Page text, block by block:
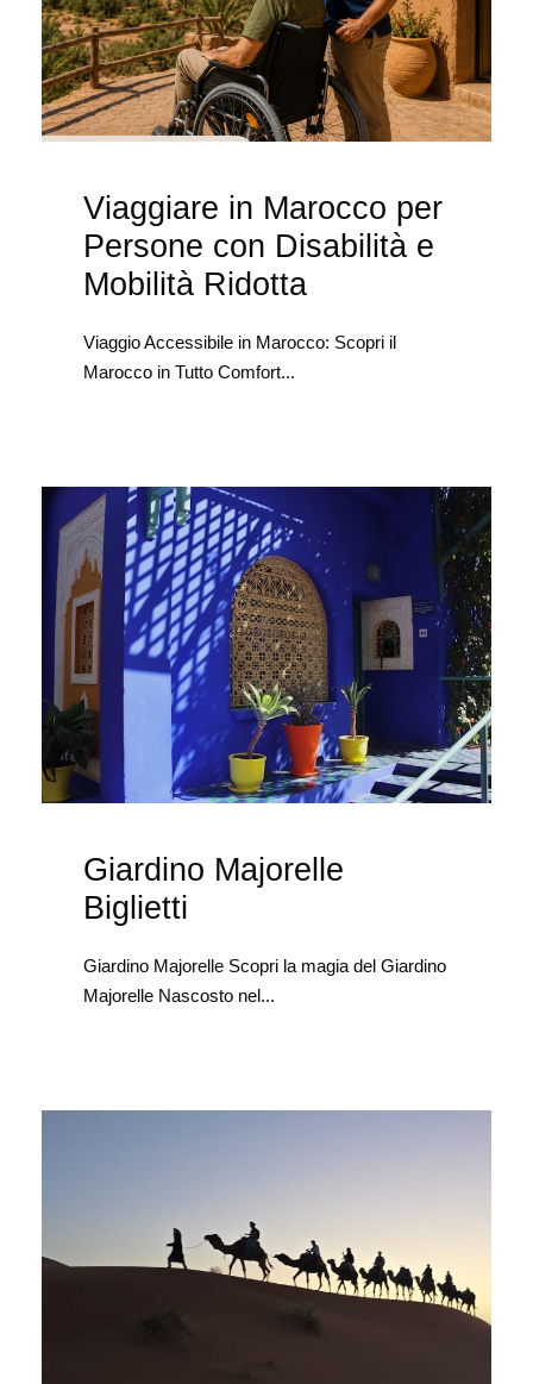
Viaggiare in Marocco per
Persone con Disabilità e
Mobilità Ridotta
Viaggio Accessibile in Marocco: Scopri il
Marocco in Tutto Comfort...
Giardino Majorelle
Biglietti
Giardino Majorelle Scopri la magia del Giardino
Majorelle Nascosto nel...